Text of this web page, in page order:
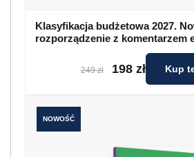
Klasyfikacja budżetowa 2027.
rozporządzenie z komentarzem
249 zł 198 zł Kup
NOWOŚĆ